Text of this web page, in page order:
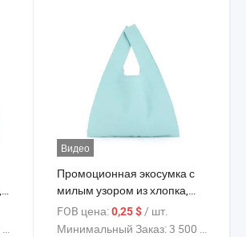
Видео
Промоционная экосумка с
милым узором из хлопка,
канвасная сумка для
покупок и овощей с
FOB цена: 0,25 $ / шт.
Минимальный Заказ:3 500 Куски